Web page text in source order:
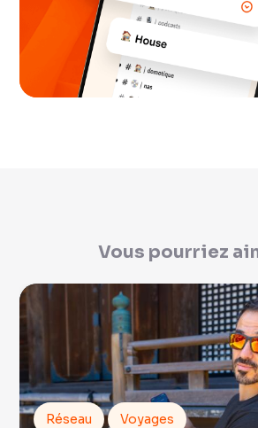
Vous pourriez
Réseau Voyages